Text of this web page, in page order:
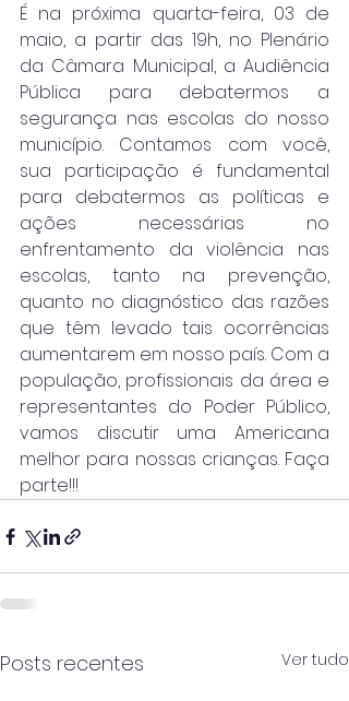
É na próxima quarta-feira, 03 de
maio, a partir das 19h, no Plenário
da Câmara Municipal, a Audiência
Pública para debatermos a
segurança nas escolas do nosso
município. Contamos com você,
sua participação é fundamental
para debatermos as políticas e
ações necessárias no
enfrentamento da violência nas
escolas, tanto na prevenção,
quanto no diagnóstico das razões
que têm levado tais ocorrências
aumentarem em nosso país. Com a
população, profissionais da área e
representantes do Poder Público,
vamos discutir uma Americana
melhor para nossas crianças. Faça
parte!!!
Posts recentes Ver tudo